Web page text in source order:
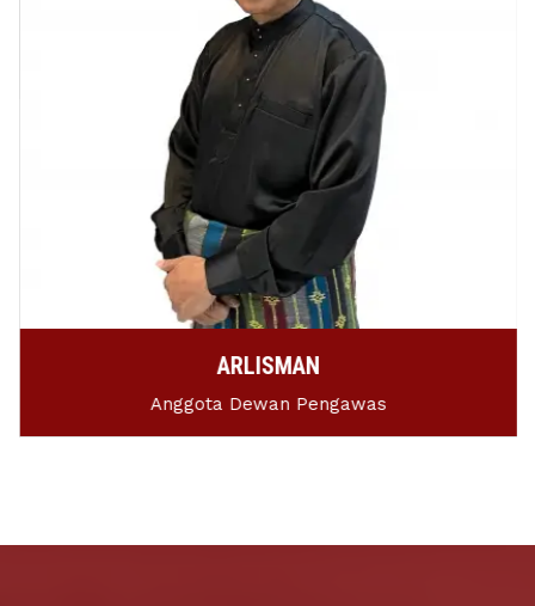
ARLISMAN
Anggota Dewan Pengawas